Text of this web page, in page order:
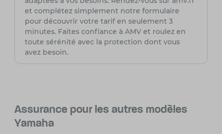
et complétez simplement notre formulaire
pour découvrir votre tarif en seulement 3
minutes. Faites confiance à AMV et roulez en
toute sérénité avec la protection dont vous
avez besoin.
Assurance pour les autres modèles
Yamaha